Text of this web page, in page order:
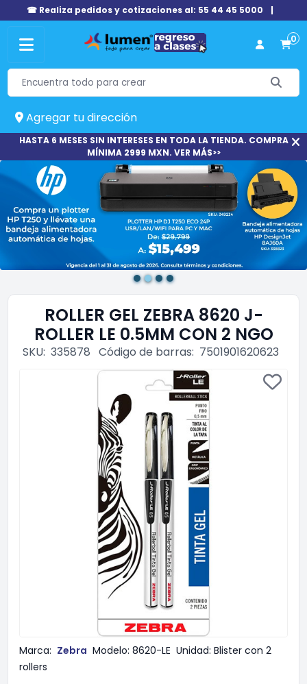
☎ Realiza pedidos y cotizaciones al: 55 44 45 5000 |
0
Agregar tu dirección
HASTA 6 MESES SIN INTERESES EN TODA LA TIENDA. COMPRA
MÍNIMA 2999 MXN. VER MÁS>>
ROLLER GEL ZEBRA 8620 J-
ROLLER LE 0.5MM CON 2 NGO
SKU: 335878 Código de barras: 7501901620623
Marca: Zebra Modelo: 8620-LE Unidad: Blister con 2
rollers